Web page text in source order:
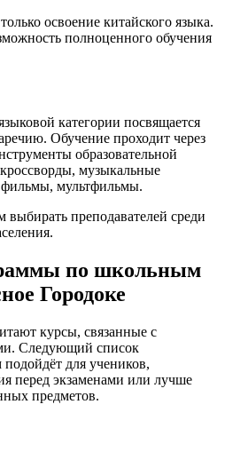
освоение китайского языка.
полноценного обучения
категории посвящается
Обучение проходит через
образовательной
музыкальные
фильмы, мультфильмы.
выбирать преподавателей среди
по школьным
Городоке
курсы, связанные с
Следующий список
для учеников,
перед экзаменами или лучше
предметов.